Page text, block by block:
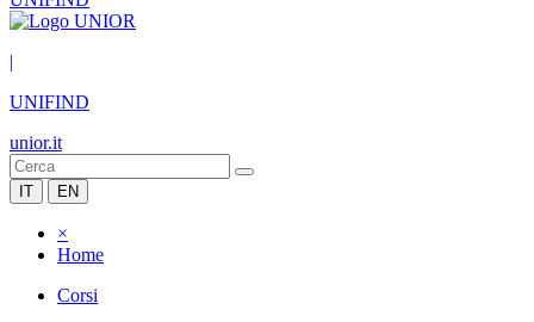
|
UNIFIND
unior.it
IT EN
×
Home
Corsi